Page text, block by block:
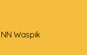
Waspik